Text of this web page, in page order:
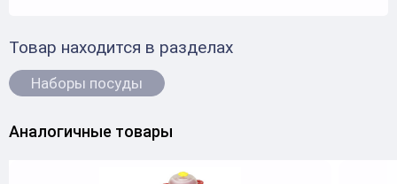
Товар находится в разделах
Наборы посуды
Аналогичные товары